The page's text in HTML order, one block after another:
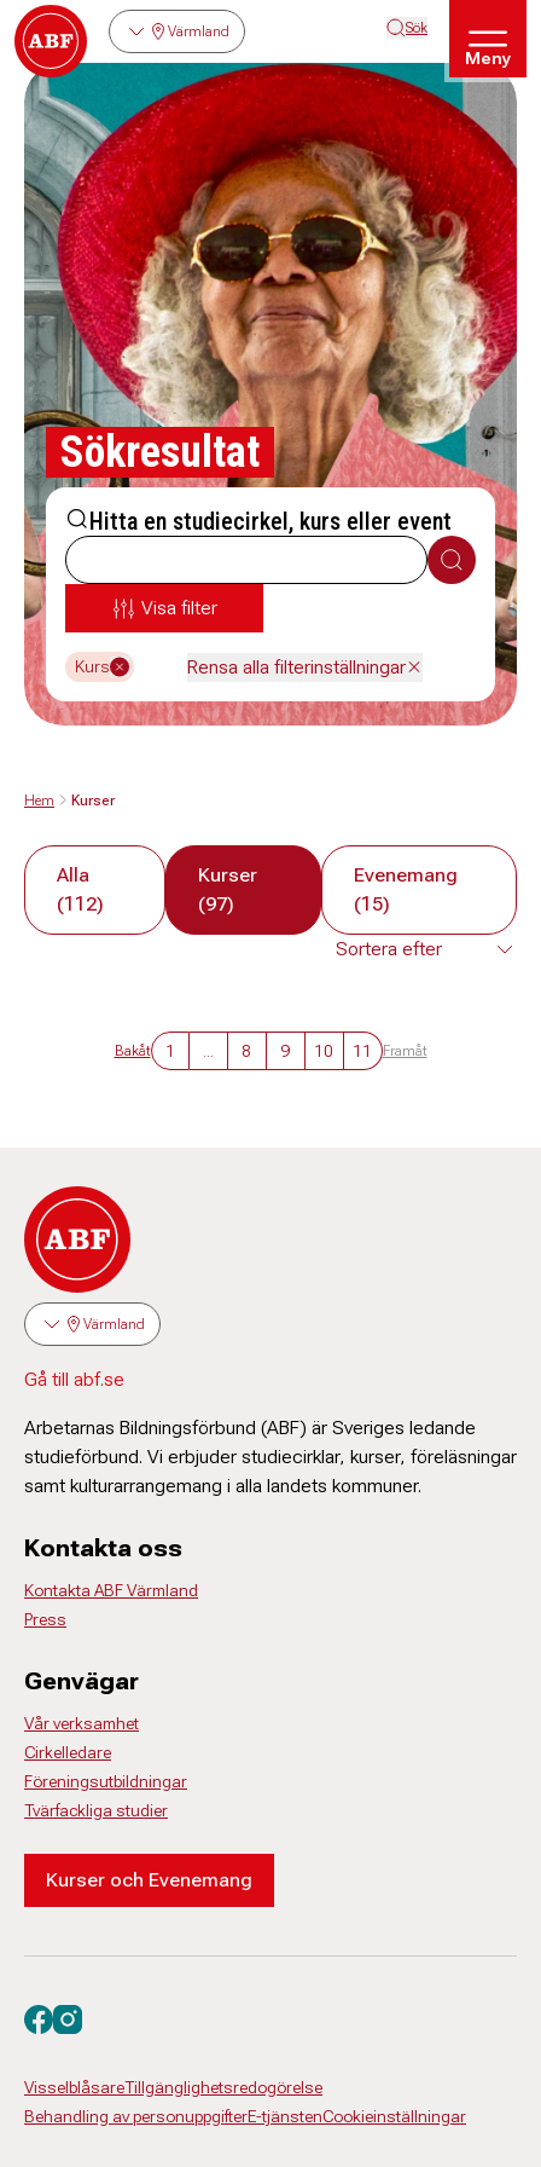
Värmland Sök
Meny
Sökresultat
Hitta en studiecirkel, kurs eller event
Sök
Visa filter
Kurs Rensa alla filterinställningar
Hem Kurser
Alla
(112)
Kurser
(97)
Evenemang
(15)
Bakåt 1 8 9 10 11 Framåt
Värmland
Gå till abf.se
Arbetarnas Bildningsförbund (ABF) är Sveriges ledande
studieförbund. Vi erbjuder studiecirklar, kurser, föreläsningar
samt kulturarrangemang i alla landets kommuner.
Kontakta oss
Kontakta ABF Värmland
Press
Genvägar
Vår verksamhet
Cirkelledare
Föreningsutbildningar
Tvärfackliga studier
Kurser och Evenemang
VisselblåsareTillgänglighetsredogörelse
Behandling av personuppgifterE-tjänstenCookieinställningar
Besök oss på facebook
Besök oss på instagram